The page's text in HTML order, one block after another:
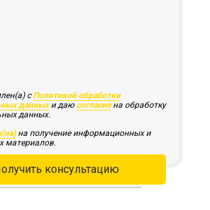
с Политикой обработки
данныхи даю согласиена обработку
данных.
на получение информационных и
материалов.
консультацию